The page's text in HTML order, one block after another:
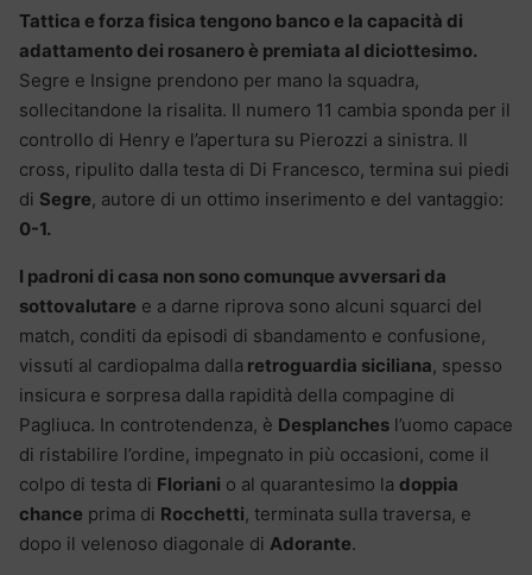
Tattica e forza fisica tengono banco e la capacità di
adattamento dei rosanero è premiata al diciottesimo.
Segre e Insigne prendono per mano la squadra,
sollecitandone la risalita. Il numero 11 cambia sponda per il
controllo di Henry e l’apertura su Pierozzi a sinistra. Il
cross, ripulito dalla testa di Di Francesco, termina sui piedi
di Segre, autore di un ottimo inserimento e del vantaggio:
0-1.
I padroni di casa non sono comunque avversari da
sottovalutare e a darne riprova sono alcuni squarci del
match, conditi da episodi di sbandamento e confusione,
vissuti al cardiopalma dalla retroguardia siciliana, spesso
insicura e sorpresa dalla rapidità della compagine di
Pagliuca. In controtendenza, è Desplanches l’uomo capace
di ristabilire l’ordine, impegnato in più occasioni, come il
colpo di testa di Floriani o al quarantesimo la doppia
chance prima di Rocchetti, terminata sulla traversa, e
dopo il velenoso diagonale di Adorante.